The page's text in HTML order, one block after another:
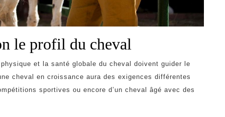
le profil du cheval
et la santé globale du cheval doivent guider le
cheval en croissance aura des exigences différentes
sportives ou encore d’un cheval âgé avec des